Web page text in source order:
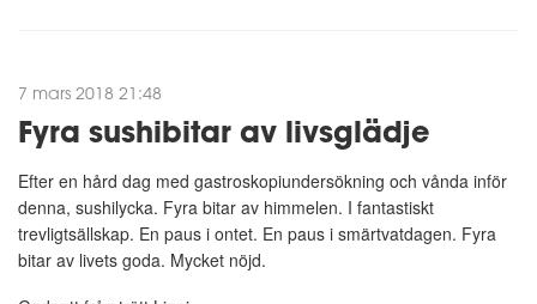
7 mars 2018 21:48
Fyra sushibitar av livsglädje
Efter en hård dag med gastroskopiundersökning och vånda inför
denna, sushilycka. Fyra bitar av himmelen. I fantastiskt
trevligtsällskap. En paus i ontet. En paus i smärtvatdagen. Fyra
bitar av livets goda. Mycket nöjd.